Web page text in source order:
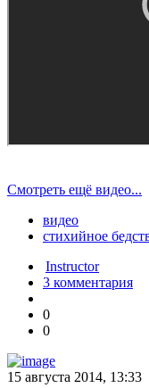
Смотреть ещё видео...
видео
стихийное
Instructor
3 комментария
0
0
15 августа 2014, 13:33